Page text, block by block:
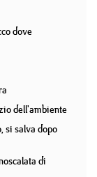
dove
dell'ambiente
si salva dopo
di